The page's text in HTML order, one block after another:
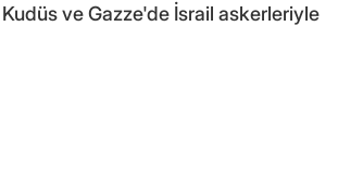
ve Gazze'de İsrail askerleriyle